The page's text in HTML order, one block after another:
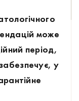
може
період,
у